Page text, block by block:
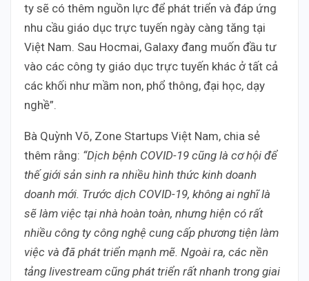
ty sẽ có thêm nguồn lực để phát triển và đáp ứng
nhu cầu giáo dục trực tuyến ngày càng tăng tại
Việt Nam. Sau Hocmai, Galaxy đang muốn đầu tư
vào các công ty giáo dục trực tuyến khác ở tất cả
các khối như mầm non, phổ thông, đại học, dạy
nghề”.
Bà Quỳnh Võ, Zone Startups Việt Nam, chia sẻ
thêm rằng: “Dịch bệnh COVID-19 cũng là cơ hội để
thế giới sản sinh ra nhiều hình thức kinh doanh
doanh mới. Trước dịch COVID-19, không ai nghĩ là
sẽ làm việc tại nhà hoàn toàn, nhưng hiện có rất
nhiều công ty công nghệ cung cấp phương tiện làm
việc và đã phát triển mạnh mẽ. Ngoài ra, các nền
tảng livestream cũng phát triển rất nhanh trong giai